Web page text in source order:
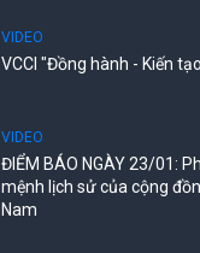
VIDEO
VCCI "Đồng hành - Kiến
VIDEO
ĐIỂM BÁO NGÀY 23/01:
mệnh lịch sử của cộng
Nam